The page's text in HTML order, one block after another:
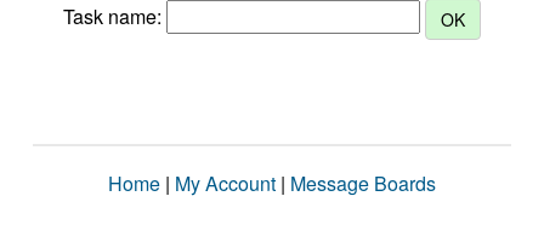
Task name:
Home | My Account | Message Boards